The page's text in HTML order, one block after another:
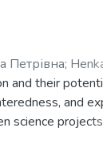
Петрівна;
and their
and
science
thinking, and